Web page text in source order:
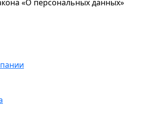
«О персональных данных»